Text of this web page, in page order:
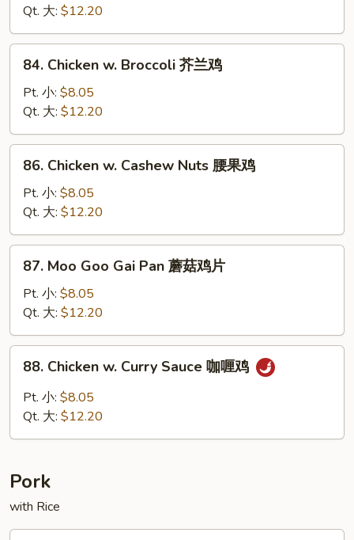
Mixed
Vegetables
什
Qt. 大: $12.20
Chicken
Broccoli
芥
兰
84. Chicken w. Broccoli 芥兰鸡
Pt. 小: $8.05
Qt. 大: $12.20
Chicken
Cashew
Nuts
腰
86. Chicken w. Cashew Nuts 腰果鸡
Pt. 小: $8.05
Qt. 大: $12.20
Moo
Goo
Gai
Pan
蘑
87. Moo Goo Gai Pan 蘑菇鸡片
Pt. 小: $8.05
Qt. 大: $12.20
Chicken
Curry
鸡
88. Chicken w. Curry Sauce 咖喱鸡
Pt. 小: $8.05
Qt. 大: $12.20
Pork
with Rice